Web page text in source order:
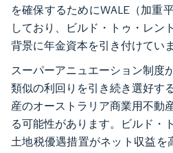
を確保するためにWALE（加重
しており、ビルド・トゥ・レン
背景に年金資本を引き付けていま
スーパーアニュエーション制度
類似の利回りを引き続き選好す
産のオーストラリア商業用不動
る可能性があります。ビルド・
土地税優遇措置がネット収益を